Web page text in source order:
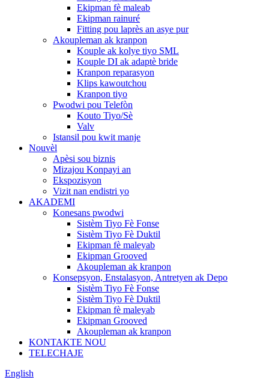
Ekipman fè maleab
Ekipman rainuré
Fitting pou laprès an asye pur
Akoupleman ak kranpon
Kouple ak kolye tiyo SML
Kouple DI ak adaptè bride
Kranpon reparasyon
Klips kawoutchou
Kranpon tiyo
Pwodwi pou Telefòn
Kouto Tiyo/Sè
Valv
Istansil pou kwit manje
Nouvèl
Apèsi sou biznis
Mizajou Konpayi an
Ekspozisyon
Vizit nan endistri yo
AKADEMI
Konesans pwodwi
Sistèm Tiyo Fè Fonse
Sistèm Tiyo Fè Duktil
Ekipman fè maleyab
Ekipman Grooved
Akoupleman ak kranpon
Konsepsyon, Enstalasyon, Antretyen ak Depo
Sistèm Tiyo Fè Fonse
Sistèm Tiyo Fè Duktil
Ekipman fè maleyab
Ekipman Grooved
Akoupleman ak kranpon
KONTAKTE NOU
TELECHAJE
English